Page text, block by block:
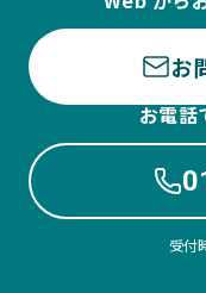
お
お電話
受付